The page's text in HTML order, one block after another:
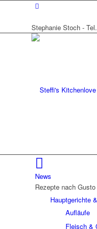
Stephanie Stoch -
News
Rezepte nach Gusto
Hauptgerichte
Aufläufe
Fleisch &